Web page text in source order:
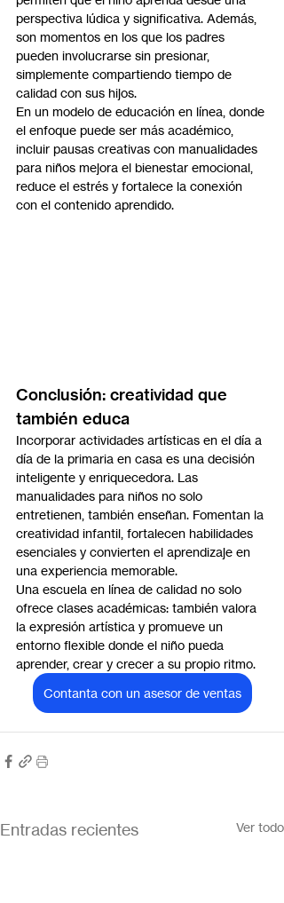
perspectiva lúdica y significativa. Además,
son momentos en los que los padres
pueden involucrarse sin presionar,
simplemente compartiendo tiempo de
calidad con sus hijos.
En un modelo de educación en línea, donde
el enfoque puede ser más académico,
incluir pausas creativas con manualidades
para niños mejora el bienestar emocional,
reduce el estrés y fortalece la conexión
con el contenido aprendido.
Conclusión: creatividad que
también educa
Incorporar actividades artísticas en el día a
día de la primaria en casa es una decisión
inteligente y enriquecedora. Las
manualidades para niños no solo
entretienen, también enseñan. Fomentan la
creatividad infantil, fortalecen habilidades
esenciales y convierten el aprendizaje en
una experiencia memorable.
Una escuela en línea de calidad no solo
ofrece clases académicas: también valora
la expresión artística y promueve un
entorno flexible donde el niño pueda
aprender, crear y crecer a su propio ritmo.
Contanta con un asesor de ventas
Entradas recientes Ver todo